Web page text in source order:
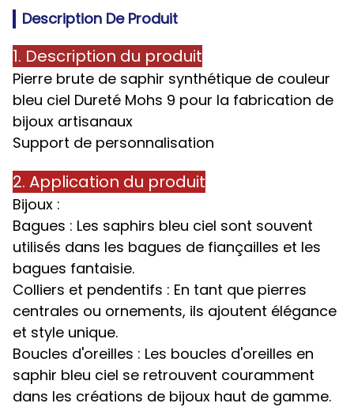
Description De Produit
1. Description du produit
Pierre brute de saphir synthétique de couleur
bleu ciel Dureté Mohs 9 pour la fabrication de
bijoux artisanaux
Support de personnalisation
2. Application du produit
Bijoux :
Bagues : Les saphirs bleu ciel sont souvent
utilisés dans les bagues de fiançailles et les
bagues fantaisie.
Colliers et pendentifs : En tant que pierres
centrales ou ornements, ils ajoutent élégance
et style unique.
Boucles d'oreilles : Les boucles d'oreilles en
saphir bleu ciel se retrouvent couramment
dans les créations de bijoux haut de gamme.